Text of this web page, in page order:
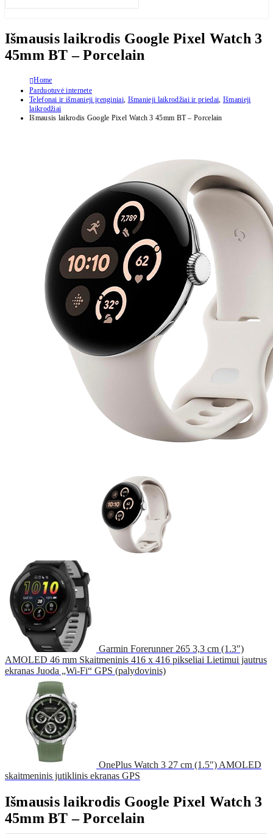
Išmausis laikrodis Google Pixel Watch 3
45mm BT – Porcelain
Home
Parduotuvė internete
Telefonai ir išmanieji įrenginiai, Išmanieji laikrodžiai ir priedai, Išmanieji
laikrodžiai
Išmausis laikrodis Google Pixel Watch 3 45mm BT – Porcelain
Garmin Forerunner 265 3,3 cm (1.3″)
AMOLED 46 mm Skaitmeninis 416 x 416 pikseliai Lietimui jautrus
ekranas Juoda „Wi-Fi“ GPS (palydovinis)
OnePlus Watch 3 27 cm (1.5″) AMOLED
skaitmeninis jutiklinis ekranas GPS
Išmausis laikrodis Google Pixel Watch 3
45mm BT – Porcelain